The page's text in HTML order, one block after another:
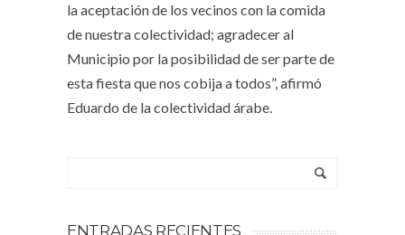
la aceptación de los vecinos con la comida
de nuestra colectividad; agradecer al
Municipio por la posibilidad de ser parte de
esta fiesta que nos cobija a todos”, afirmó
Eduardo de la colectividad árabe.
ENTRADAS RECIENTES